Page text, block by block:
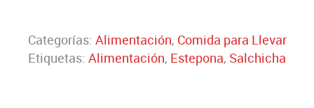
Categorías: Alimentación, Comida para Llevar
Etiquetas: Alimentación, Estepona, Salchicha